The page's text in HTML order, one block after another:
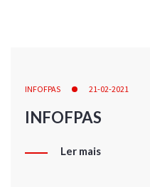
INFOFPAS 21-02-2021
INFOFPAS
Ler mais